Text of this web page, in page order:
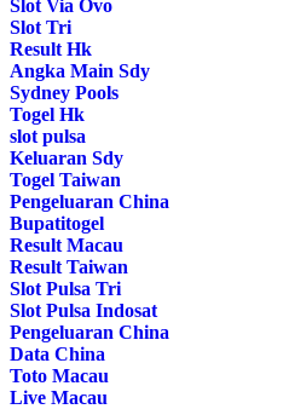
Slot Via Ovo
Slot Tri
Result Hk
Angka Main Sdy
Sydney Pools
Togel Hk
slot pulsa
Keluaran Sdy
Togel Taiwan
Pengeluaran China
Bupatitogel
Result Macau
Result Taiwan
Slot Pulsa Tri
Slot Pulsa Indosat
Pengeluaran China
Data China
Toto Macau
Live Macau